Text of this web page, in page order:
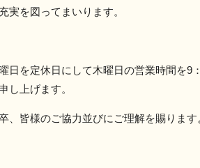
実を図ってまいります。
日を定休日にして木曜日の営業時間を9
し上げます。
、皆様のご協力並びにご理解を賜りま